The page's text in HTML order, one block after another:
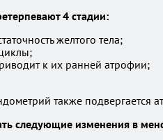
4 стадии:
желтого тела;
к их ранней атрофии;
также подвергается
следующие изменения в